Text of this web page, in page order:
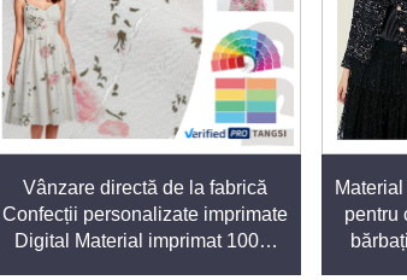
rapid. Acest lucru îl face ideal pentru
poliester mențin purtătorul uscat și
provocate de lumină solară, spălare
moda vestimentară și în textilele pentru casă.
Vânzare directă de la fabrică
Confecții personalizate imprimate
Digital Material imprimat 100%
pentru